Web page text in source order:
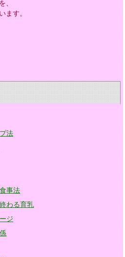
、
ます。
法
事法
わる育乳
ジ